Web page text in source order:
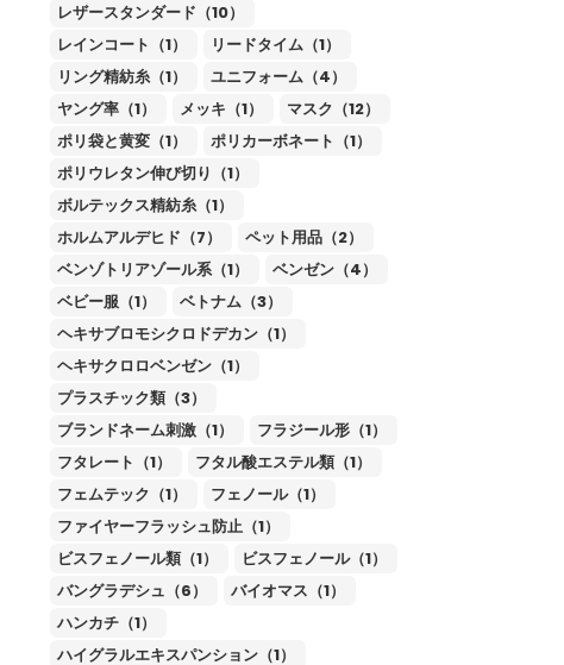
レザースタンダード（10）
レインコート（1）
リードタイム（1）
リング精紡糸（1）
ユニフォーム（4）
ヤング率（1）
メッキ（1）
マスク（12）
ポリ袋と黄変（1）
ポリカーボネート（1）
ポリウレタン伸び切り（1）
ボルテックス精紡糸（1）
ホルムアルデヒド（7）
ペット用品（2）
ベンゾトリアゾール系（1）
ベンゼン（4）
ベビー服（1）
ベトナム（3）
ヘキサブロモシクロドデカン（1）
ヘキサクロロベンゼン（1）
プラスチック類（3）
ブランドネーム刺激（1）
フラジール形（1）
フタレート（1）
フタル酸エステル類（1）
フェムテック（1）
フェノール（1）
ファイヤーフラッシュ防止（1）
ビスフェノール類（1）
ビスフェノール（1）
バングラデシュ（6）
バイオマス（1）
ハンカチ（1）
ハイグラルエキスパンション（1）